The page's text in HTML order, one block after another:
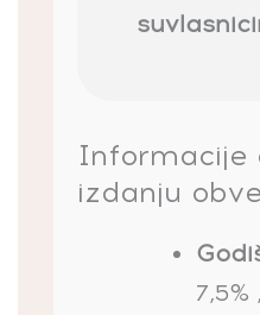
Informacije
izdanju